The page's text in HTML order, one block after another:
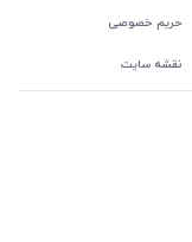
حریم خصوصی
نقشه سایت